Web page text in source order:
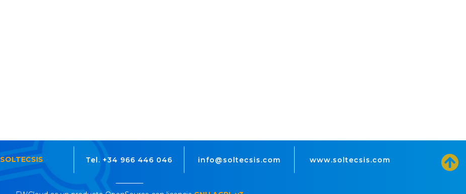
SOLTECSIS Tel. +34 966 446 046 info@soltecsis.com www.soltecsis.com